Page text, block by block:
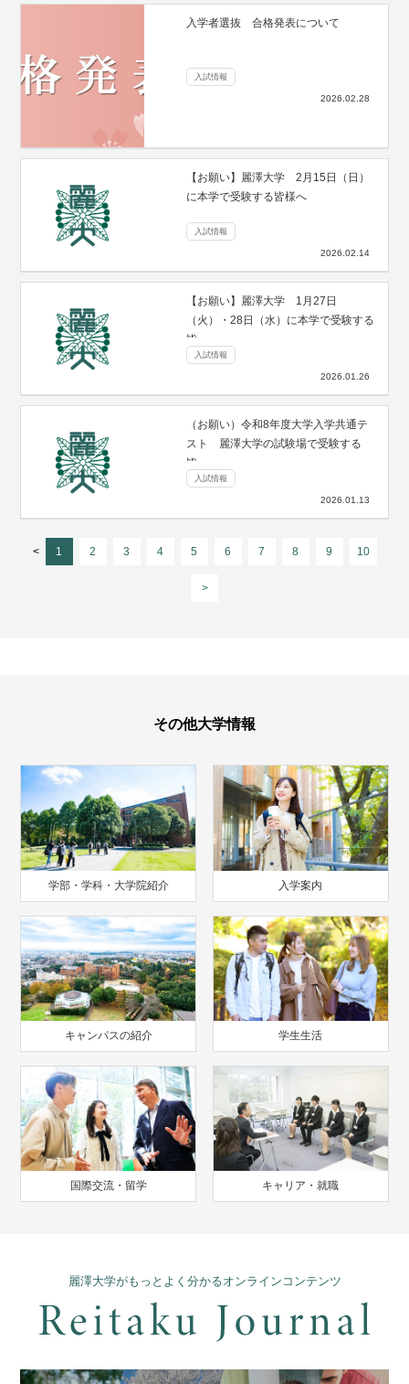
入学者選抜 合格発表について
入試情報
2026.02.28
【お願い】麗澤大学 2月15日（日）
に本学で受験する皆様へ
入試情報
2026.02.14
【お願い】麗澤大学 1月27日
（火）・28日（水）に本学で受験する
皆…
入試情報
2026.01.26
（お願い）令和8年度大学入学共通テ
スト 麗澤大学の試験場で受験する
皆…
入試情報
2026.01.13
< 1 2 3 4 5 6 7 8 9 10
>
その他大学情報
学部・学科・大学院紹介 入学案内
キャンパスの紹介 学生生活
国際交流・留学 キャリア・就職
麗澤大学がもっとよく分かるオンラインコンテンツ